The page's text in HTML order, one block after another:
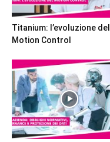
Titanium: l’evoluzione del
Motion Control